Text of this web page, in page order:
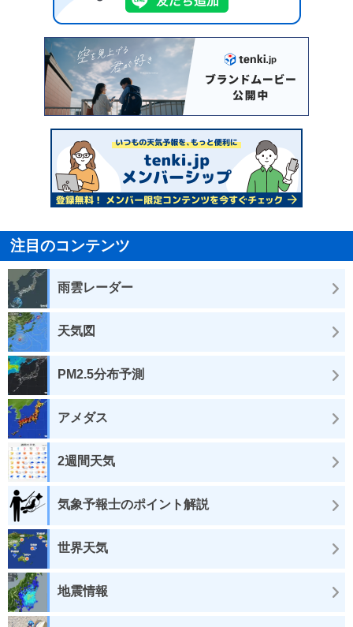
注目のコンテンツ
雨雲レーダー
天気図
PM2.5分布予測
アメダス
2週間天気
気象予報士のポイント解説
世界天気
地震情報